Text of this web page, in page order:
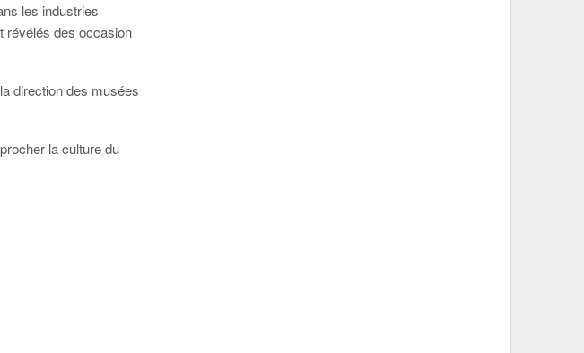
les industries
révélés des occasion
direction des musées
la culture du